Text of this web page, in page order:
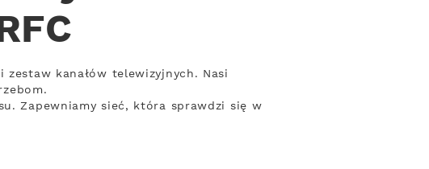
kanałów telewizyjnych. Nasi
Zapewniamy sieć, która sprawdzi się w